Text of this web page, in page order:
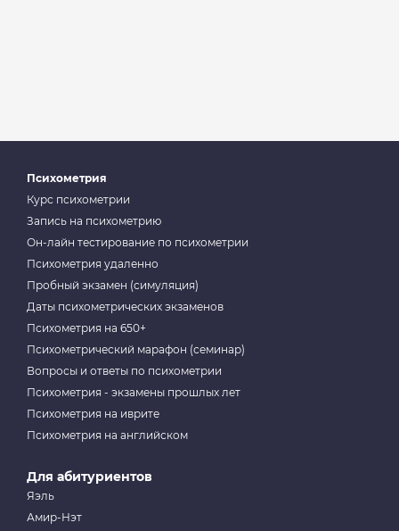
Психометрия
Курс психометрии
Запись на психометрию
Он-лайн тестирование по психометрии
Психометрия удаленно
Пробный экзамен (симуляция)
Даты психометрических экзаменов
Психометрия на 650+
Психометрический марафон (семинар)
Вопросы и ответы по психометрии
Психометрия - экзамены прошлых лет
Психометрия на иврите
Психометрия на английском
Для абитуриентов
Яэль
Амир-Нэт